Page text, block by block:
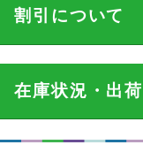
割引 について
在庫状況・出荷